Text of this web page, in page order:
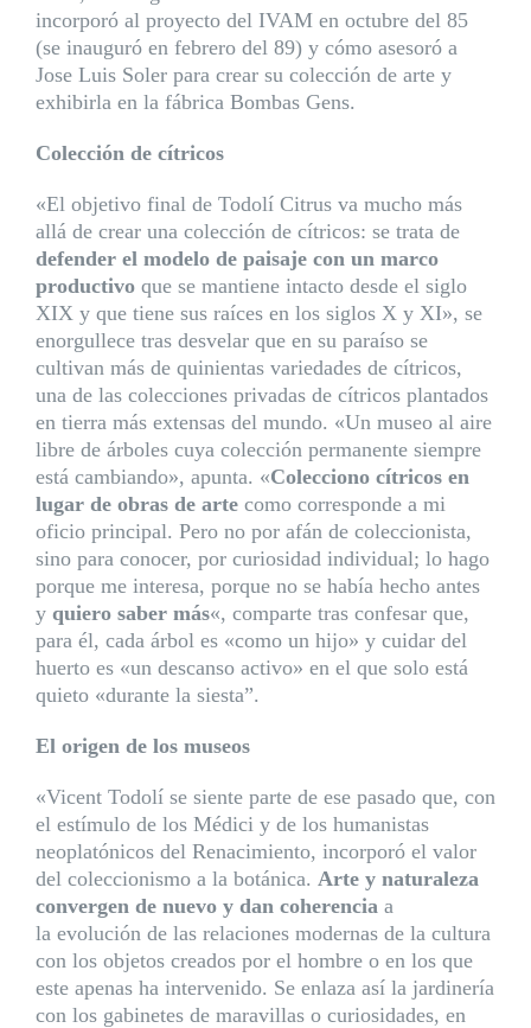
incorporó al proyecto del IVAM en octubre del 85
(se inauguró en febrero del 89) y cómo asesoró a
Jose Luis Soler para crear su colección de arte y
exhibirla en la fábrica Bombas Gens.
Colección de cítricos
«El objetivo final deTodolí Citrus va mucho más
allá de crear una colección de cítricos: se trata de
defender el modelo de paisaje con un marco
productivoque se mantiene intacto desde el siglo
XIX y que tiene sus raíces en los siglos X y XI», se
enorgullece tras desvelar que en su paraíso se
cultivan más de quinientas variedades de cítricos,
una de las colecciones privadas de cítricos plantados
en tierra más extensas del mundo. «Un museo al aire
libre de árboles cuya colección permanente siempre
está cambiando», apunta. «Colecciono cítricos en
lugar de obras de artecomo corresponde a mi
oficio principal. Pero no por afán de coleccionista,
sino para conocer, por curiosidad individual; lo hago
porque me interesa, porque no se había hecho antes
y quiero saber más«, comparte tras confesar que,
para él, cada árbol es «como un hijo» y cuidar del
huerto es «un descanso activo» en el que solo está
quieto «durante la siesta”.
El origen de los museos
«Vicent Todolí se siente parte de ese pasado que, con
el estímulo de los Médici y de los humanistas
neoplatónicos del Renacimiento, incorporó el valor
del coleccionismo a la botánica. Arte y naturaleza
convergen de nuevo y dan coherencia a
la evolución de las relaciones modernas de la cultura
con los objetos creados por el hombre o en los que
este apenas ha intervenido. Se enlaza así la jardinería
con los gabinetes de maravillas o curiosidades, en